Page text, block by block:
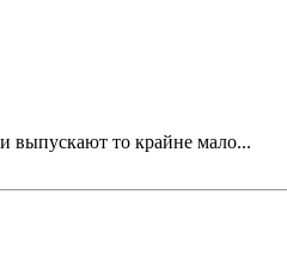
выпускают то крайне мало...